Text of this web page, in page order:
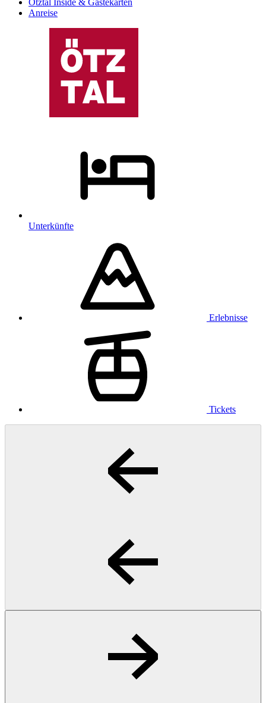
Ötztal Inside & Gästekarten
Anreise
Unterkünfte
Erlebnisse
Tickets